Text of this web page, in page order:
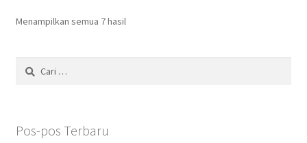
Menampilkan semua 7 hasil
Cari
untuk:
Pos-pos Terbaru